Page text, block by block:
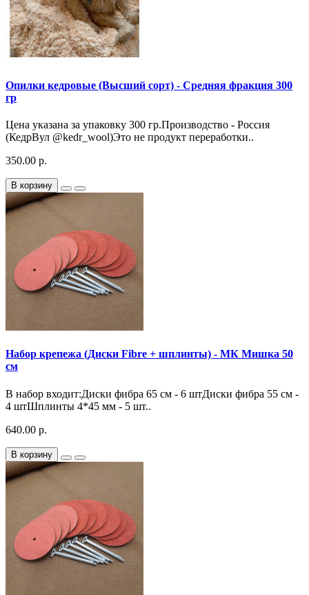
Опилки кедровые (Высший сорт) - Средняя фракция 300
гр
Цена указана за упаковку 300 гр.Производство - Россия
(КедрВул @kedr_wool)Это не продукт переработки..
350.00 р.
В корзину
Набор крепежа (Диски Fibre + шплинты) - МК Мишка 50
см
В набор входит:Диски фибра 65 см - 6 штДиски фибра 55 см -
4 штШплинты 4*45 мм - 5 шт..
640.00 р.
В корзину